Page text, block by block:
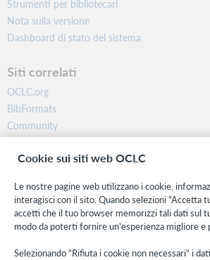
Strumenti per bibliotecari
Nota sulla versione
Dashboard di stato del sistema
Siti correlati
OCLC.org
BibFormats
Community
Ricerca
WebJunction
Stay in the know.
Ricevi gli ultimi aggiornamenti di prodotti,
altro direttamente nella tua casella di posta.
Cookie sui siti web OCLC
Le nostre pagine web utilizzano i cookie,
interagisci con il sito. Quando selezioni "Accetta
accetti che il tuo browser memorizzi tali dati sul
modo da poterti fornire un'esperienza migliore e
Selezionando "Rifiuta i cookie non necessari" i